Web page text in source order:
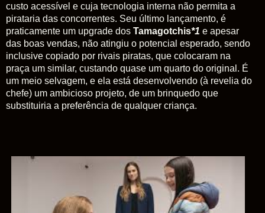
custo acessível e cuja tecnologia interna não permita a
pirataria das concorrentes. Seu último lançamento, é
praticamente um upgrade dos Tamagotchis*1 e apesar
das boas vendas, não atingiu o potencial esperado, sendo
inclusive copiado por rivais piratas, que colocaram na
praça um similar, custando quase um quarto do original. É
um meio selvagem, e ela está desenvolvendo (à revelia do
chefe) um ambicioso projeto, de um brinquedo que
substituiria a preferência de qualquer criança.